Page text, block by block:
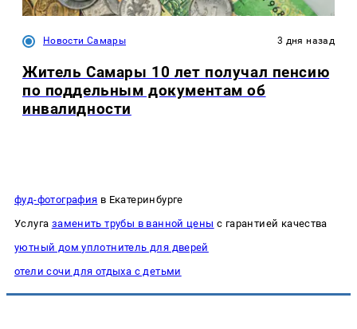
Новости Самары 3 дня назад
Житель Самары 10 лет получал пенсию
по поддельным документам об
инвалидности
фуд-фотография в Екатеринбурге
Услуга заменить трубы в ванной цены с гарантией качества
уютный дом уплотнитель для дверей
отели сочи для отдыха с детьми